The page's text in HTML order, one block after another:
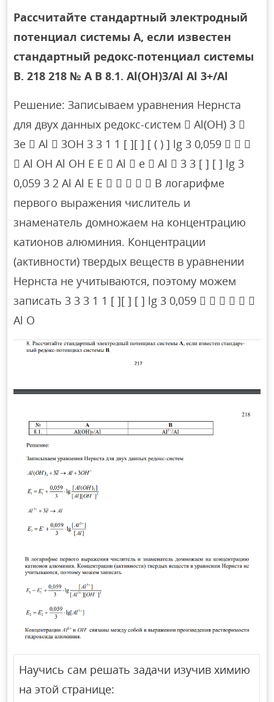
Рассчитайте стандартный электродный
потенциал системы А, если известен
стандартный редокс-потенциал системы
В. 218 218 № А В 8.1. Аl(ОН)3/Аl Аl 3+/Аl
Решение: Записываем уравнения Нернста
для двух данных редокс-систем  Al(OH) 3 
3e  Al  3OH 3 3 1 1 [ ][ ] [ ( ) ] lg 3 0,059   
 Al OH Al OH E E  Al  e  Al  3 3 [ ] [ ] lg 3
0,059 3 2 Al Al E E      В логарифме
первого выражения числитель и
знаменатель домножаем на концентрацию
катионов алюминия. Концентрации
(активности) твердых веществ в уравнении
Нернста не учитываются, поэтому можем
записать 3 3 3 1 1 [ ][ ] [ ] lg 3 0,059      
Al O
Научись сам решать задачи изучив химию
на этой странице: